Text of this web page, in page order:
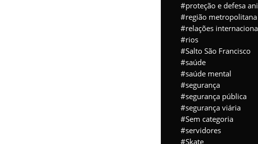
proteção e defesa
região metropolitana
relações
rios
Salto São Francisco
saúde
saúde mental
segurança
segurança pública
segurança viária
Sem categoria
servidores
Skate